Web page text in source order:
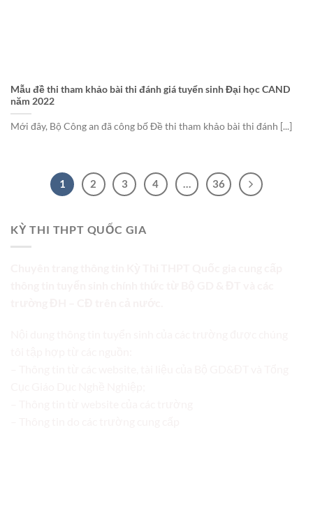
Mẫu đề thi tham khảo bài thi đánh giá tuyển sinh Đại học CAND
năm 2022
Mới đây, Bộ Công an đã công bố Đề thi tham khảo bài thi đánh [...]
1 2 3 4 … 36
KỲ THI THPT QUỐC GIA